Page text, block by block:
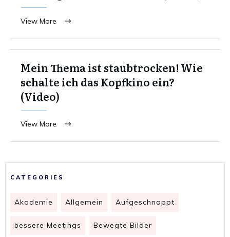
View More
Mein Thema ist staubtrocken! Wie
schalte ich das Kopfkino ein?
(Video)
View More
CATEGORIES
Akademie Allgemein Aufgeschnappt
bessere Meetings Bewegte Bilder